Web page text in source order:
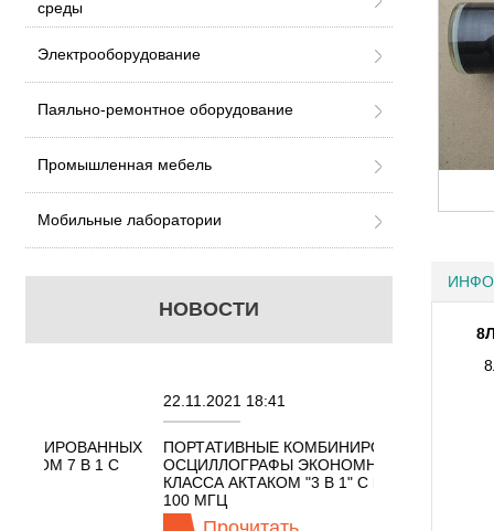
среды
Электрооборудование
Паяльно-ремонтное оборудование
Промышленная мебель
Мобильные лаборатории
НОВОСТИ
22.11.2021 18:41
ПОРТАТИВНЫЕ КОМБИНИРОВАННЫЕ
ОСЦИЛЛОГРАФЫ ЭКОНОМНОГО
КЛАССА АКТАКОМ "3 В 1" С ПОЛОСОЙ